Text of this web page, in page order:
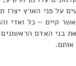
על פני הארץ יצרו
קיים – כל ואדי
בני האדם
אותם.